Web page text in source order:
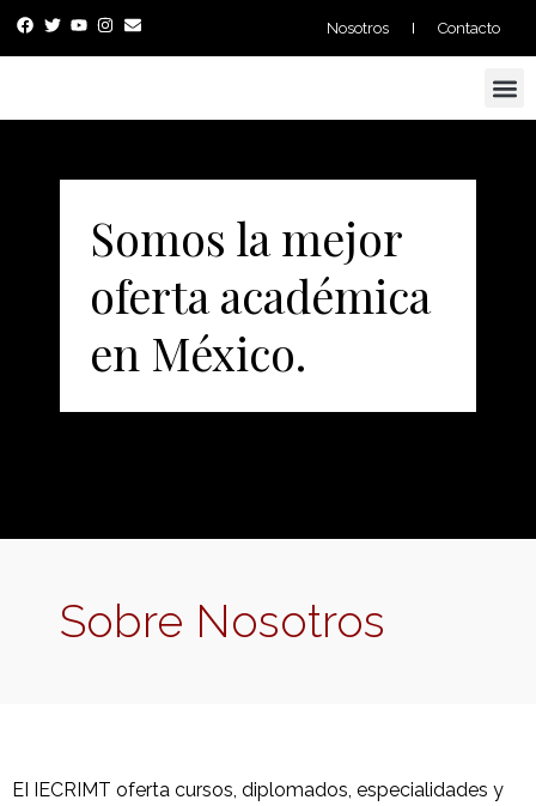
Nosotros Contacto
Somos la mejor
oferta académica
en México.
Sobre Nosotros
EI IECRIMT oferta cursos, diplomados, especialidades y